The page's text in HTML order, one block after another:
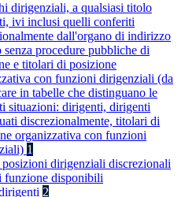
dirigenziali, a qualsiasi titolo
ivi inclusi quelli conferiti
dall'organo di indirizzo
procedure pubbliche di
e titolari di posizione
con funzioni dirigenziali (da
in tabelle che distinguano le
situazioni: dirigenti, dirigenti
discrezionalmente, titolari di
organizzativa con funzioni
1
dirigenziali discrezionali
funzione disponibili
2